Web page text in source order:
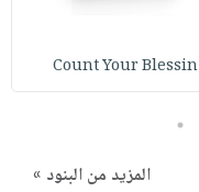
Count Your Blessin
5
المزيد من البنود »